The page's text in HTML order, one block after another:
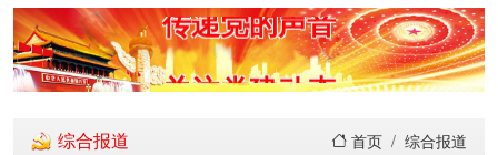
关注党建动态
综合报道 首页 综合报道